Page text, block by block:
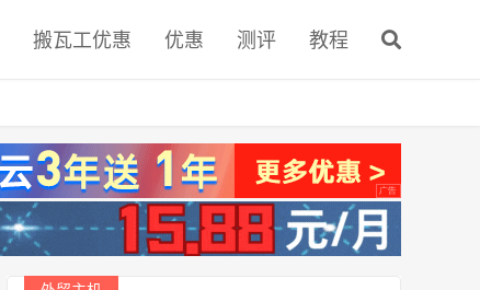
搬瓦工优惠 优惠 测评 教程